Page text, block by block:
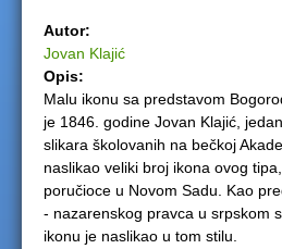
r
e
Autor:
Jovan Klajić
Opis:
Malu ikonu sa predstavom
je 1846. godine Jovan Klajić,
slikara školovanih na bečkoj
naslikao veliki broj ikona ovog
poručioce u Novom Sadu. Kao
- nazarenskog pravca u srpskom
ikonu je naslikao u tom stilu.